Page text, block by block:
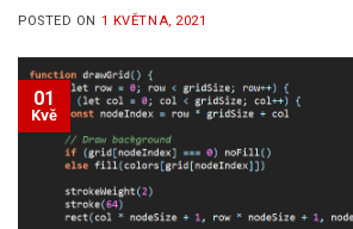
POSTED ON 1 KVĚTNA, 2021
01
Kvě